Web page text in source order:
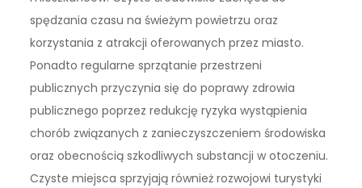
spędzania czasu na świeżym powietrzu oraz
korzystania z atrakcji oferowanych przez miasto.
Ponadto regularne sprzątanie przestrzeni
publicznych przyczynia się do poprawy zdrowia
publicznego poprzez redukcję ryzyka wystąpienia
chorób związanych z zanieczyszczeniem środowiska
oraz obecnością szkodliwych substancji w otoczeniu.
Czyste miejsca sprzyjają również rozwojowi turystyki